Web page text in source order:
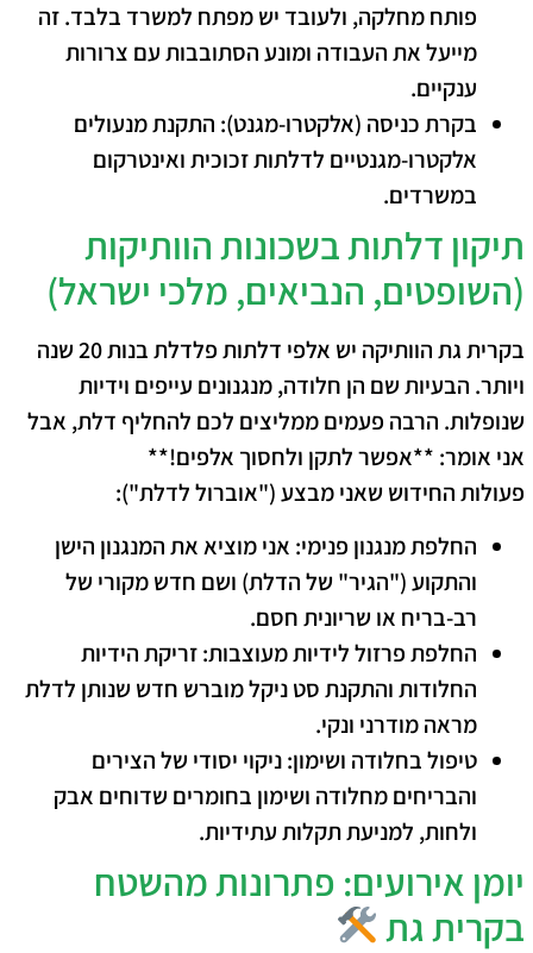
פותח מחלקה, ולעובד יש מפתח למשרד בלבד. זה
מייעל את העבודה ומונע הסתובבות עם צרורות
ענקיים.
בקרת כניסה (אלקטרו-מגנט): התקנת מנעולים
אלקטרו-מגנטיים לדלתות זכוכית ואינטרקום
במשרדים.
תיקון דלתות בשכונות הוותיקות
(השופטים, הנביאים, מלכי ישראל)
בקרית גת הוותיקה יש אלפי דלתות פלדלת בנות 20 שנה
ויותר. הבעיות שם הן חלודה, מנגנונים עייפים וידיות
שנופלות. הרבה פעמים ממליצים לכם להחליף דלת, אבל
אני אומר: **אפשר לתקן ולחסוך אלפים!**
פעולות החידוש שאני מבצע ("אוברול לדלת"):
החלפת מנגנון פנימי: אני מוציא את המנגנון הישן
והתקוע ("הגיר" של הדלת) ושם חדש מקורי של
רב-בריח או שריונית חסם.
החלפת פרזול לידיות מעוצבות:זריקת הידיות
החלודות והתקנת סט ניקל מוברש חדש שנותן לדלת
מראה מודרני ונקי.
טיפול בחלודה ושימון:ניקוי יסודי של הצירים
והבריחים מחלודה ושימון בחומרים שדוחים אבק
ולחות, למניעת תקלות עתידיות.
יומן אירועים: פתרונות מהשטח
בקרית גת